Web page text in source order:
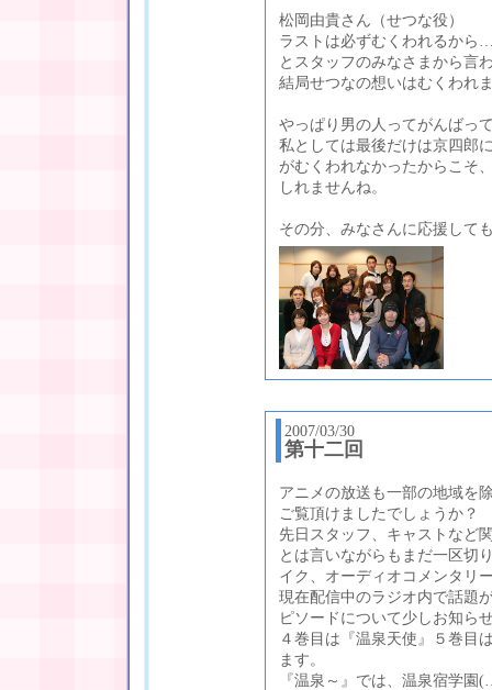
松岡由貴さん（せつな役）
ラストは必ずむくわれるから
とスタッフのみなさまから言
結局せつなの想いはむくわれ
やっぱり男の人ってがんばっ
私としては最後だけは京四郎
がむくわれなかったからこそ
しれませんね。
その分、みなさんに応援して
2007/03/30
第十二回
アニメの放送も一部の地域を
ご覧頂けましたでしょうか？
先日スタッフ、キャストなど
とは言いながらもまだ一区切
イク、オーディオコメンタリ
現在配信中のラジオ内で話題
ピソードについて少しお知ら
４巻目は『温泉天使』５巻目
ます。
『温泉～』では、温泉宿学